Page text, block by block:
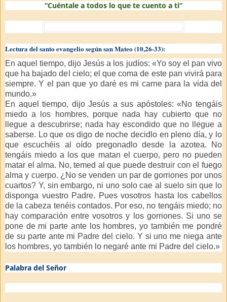
“Cuéntale a todos lo que te cuento a ti“
Lectura del santo evangelio según san Mateo (10,26-33):
En aquel tiempo, dijo Jesús a los judíos: «Yo soy el pan vivo
que ha bajado del cielo; el que coma de este pan vivirá para
siempre. Y el pan que yo daré es mi carne para la vida del
mundo.»
En aquel tiempo, dijo Jesús a sus apóstoles: «No tengáis
miedo a los hombres, porque nada hay cubierto que no
llegue a descubrirse; nada hay escondido que no llegue a
saberse. Lo que os digo de noche decidlo en pleno día, y lo
que escuchéis al oído pregonadlo desde la azotea. No
tengáis miedo a los que matan el cuerpo, pero no pueden
matar el alma. No, temed al que puede destruir con el fuego
alma y cuerpo. ¿No se venden un par de gorriones por unos
cuartos? Y, sin embargo, ni uno solo cae al suelo sin que lo
disponga vuestro Padre. Pues vosotros hasta los cabellos
de la cabeza tenéis contados. Por eso, no tengáis miedo; no
hay comparación entre vosotros y los gorriones. Si uno se
pone de mi parte ante los hombres, yo también me pondré
de su parte ante mi Padre del cielo. Y si uno me niega ante
los hombres, yo también lo negaré ante mi Padre del cielo.»
Palabra del Señor